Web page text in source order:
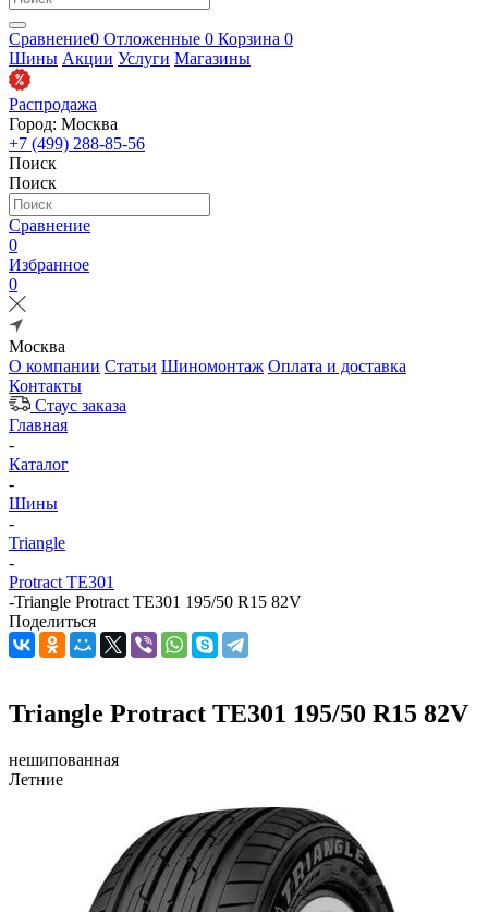
Сравнение0 Отложенные 0 Корзина 0
Шины Акции Услуги Магазины
Распродажа
Город: Москва
+7 (499) 288-85-56
Поиск
Поиск
Сравнение
0
Избранное
0
Москва
О компании Статьи Шиномонтаж Оплата и доставка
Контакты
Стаус заказа
Главная
-
Каталог
-
Шины
-
Triangle
-
Protract TE301
-Triangle Protract TE301 195/50 R15 82V
Поделиться
Triangle Protract TE301 195/50 R15 82V
нешипованная
Летние